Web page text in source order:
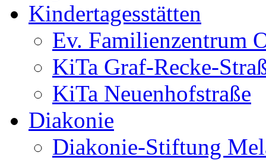
Kindertagesstätten
Ev. Familienzentrum
KiTa Graf-Recke-
KiTa Neuenhofstraße
Diakonie
Diakonie-Stiftung